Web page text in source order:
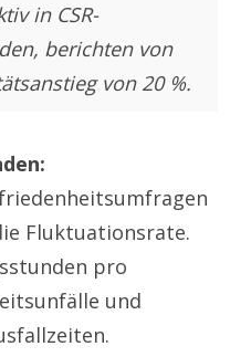
in CSR-
berichten von
von 20 %.
Fluktuationsrate.
pro
und